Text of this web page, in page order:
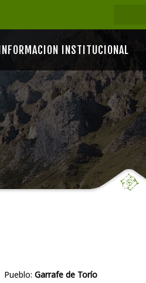
INFORMACION INSTITUCIONAL
Pueblo: Garrafe de Torío